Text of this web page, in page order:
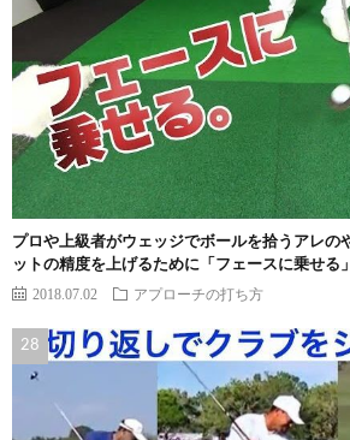
プロや上級者がウェッジでボールを拾うアレの
ットの精度を上げるために「フェースに乗せる
2018.07.02 アプローチの打ち方